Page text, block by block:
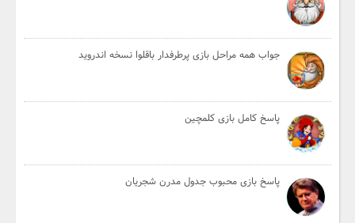
جواب همه مراحل بازی پرطرفدار باقلوا نسخه اندروید
پاسخ کامل بازی کلمچین
پاسخ بازی محبوب جدول مدرن شجریان